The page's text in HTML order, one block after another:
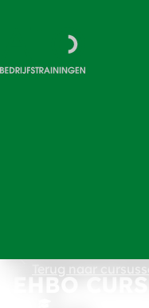
Terug naar
EHBO